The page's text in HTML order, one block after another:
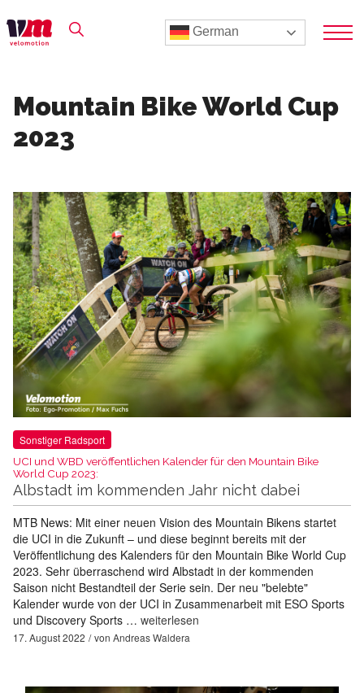
German
Mountain Bike World Cup
2023
Sonstiger Radsport
UCI und WBD veröffentlichen Kalender für den Mountain Bike
World Cup 2023:
Albstadt im kommenden Jahr nicht dabei
MTB News: Mit einer neuen Vision des Mountain Bikens startet
die UCI in die Zukunft – und diese beginnt bereits mit der
Veröffentlichung des Kalenders für den Mountain Bike World Cup
2023. Sehr überraschend wird Albstadt in der kommenden
Saison nicht Bestandteil der Serie sein. Der neu "belebte"
Kalender wurde von der UCI in Zusammenarbeit mit ESO Sports
und Discovery Sports … weiterlesen
17. August 2022 von Andreas Waldera